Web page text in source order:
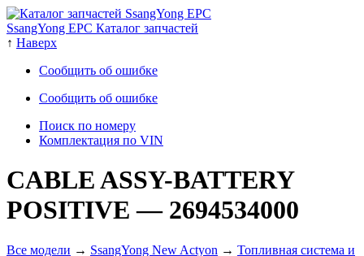
SsangYong EPC Каталог запчастей
↑ Наверх
Сообщить об ошибке
Сообщить об ошибке
Поиск по номеру
Комплектация по VIN
CABLE ASSY-BATTERY
POSITIVE— 2694534000
Все модели → SsangYong New Actyon → Топливная система и